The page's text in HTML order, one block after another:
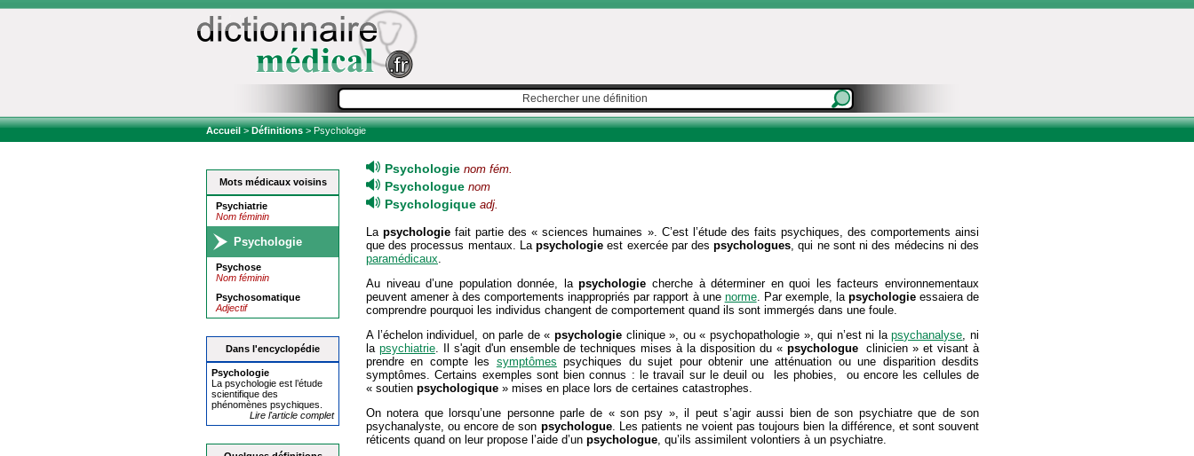
Accueil>Définitions> Psychologie
Mots médicaux voisins
Psychiatrie
Nom féminin
Psychologie
Psychose
Nom féminin
Psychosomatique
Adjectif
Dans l'encyclopédie
Psychologie
La psychologie est l’étude
scientifique des
phénomènes psychiques.
Lire l'article complet
Psychologie nom fém.
Psychologue nom
Psychologique adj.
Lapsychologie fait partie des « sciences humaines ». C’est l’étude des faits psychiques, des comportements ainsi
que des processus mentaux. Lapsychologie est exercée par despsychologues, qui ne sont ni des médecins ni des
paramédicaux.
Au niveau d’une population donnée, lapsychologie cherche à déterminer en quoi les facteurs environnementaux
peuvent amener à des comportements inappropriés par rapport à une norme. Par exemple, la psychologieessaiera de
comprendre pourquoi les individus changent de comportement quand ils sont immergés dans une foule.
A l’échelon individuel, on parle de «psychologie clinique », ou « psychopathologie », qui n’est ni lapsychanalyse, ni
la psychiatrie. Il s'agit d'un ensemble de techniques mises à la disposition du « psychologueclinicien » et visant à
prendre en compte les symptômes psychiques du sujet pour obtenir une atténuation ou une disparition desdits
symptômes. Certains exemples sont bien connus : le travail sur le deuil ou les phobies, ou encore les cellules de
« soutien psychologique » mises en place lors de certaines catastrophes.
On notera que lorsqu’une personne parle de « son psy », il peut s’agir aussi bien de son psychiatre que de son
psychanalyste, ou encore de son psychologue. Les patients ne voient pas toujours bien la différence, et sont souvent
réticents quand on leur propose l’aide d’un psychologue, qu’ils assimilent volontiers à un psychiatre.